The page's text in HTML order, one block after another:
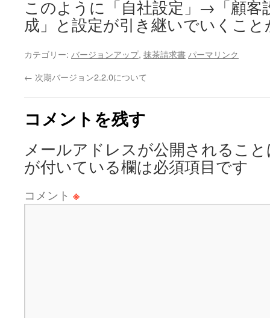
このように「自社設定」→「顧
成」と設定が引き継いでいくこ
カテゴリー: バージョンアップ, 抹茶請求書パーマリンク
← 次期バージョン2.2.0について
コメントを残す
メールアドレスが公開されるこ
が付いている欄は必須項目です
コメント ※